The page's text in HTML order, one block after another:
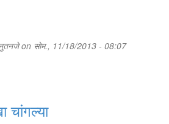
नुतनजेon सोम., 11/18/2013 - 08:07
चांगल्या